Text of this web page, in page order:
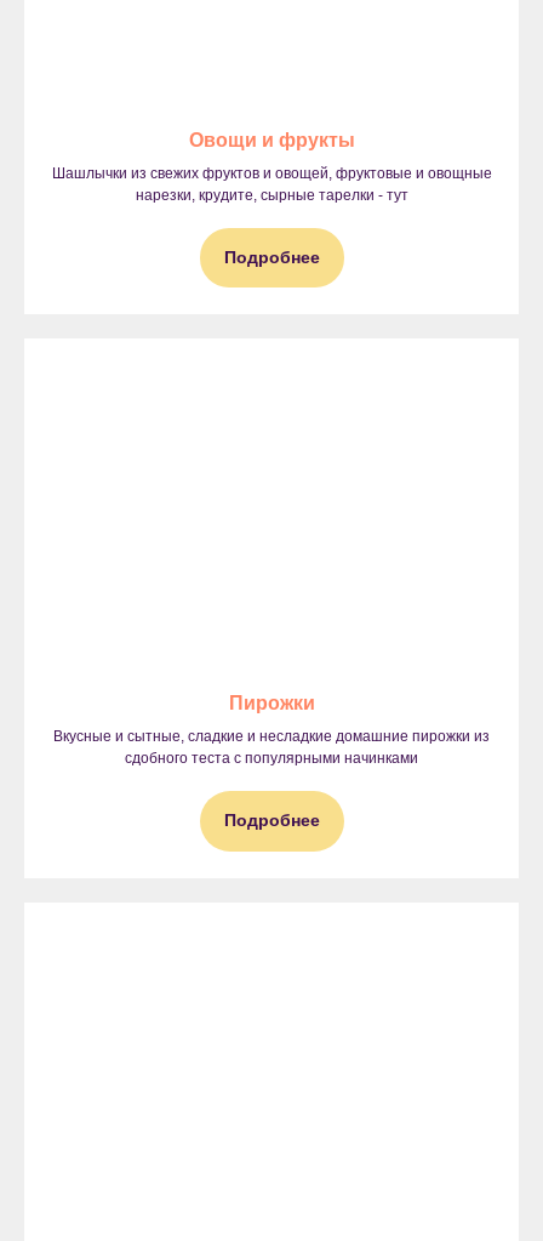
Овощи и фрукты
Шашлычки из свежих фруктов и овощей, фруктовые и овощные
нарезки, крудите, сырные тарелки - тут
Подробнее
Пирожки
Вкусные и сытные, сладкие и несладкие домашние пирожки из
сдобного теста с популярными начинками
Подробнее